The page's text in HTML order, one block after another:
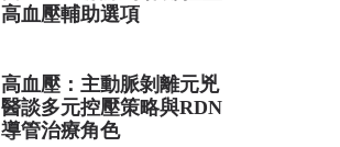
高血壓輔助選項
高血壓：主動脈剝離元兇
醫談多元控壓策略與RDN
導管治療角色